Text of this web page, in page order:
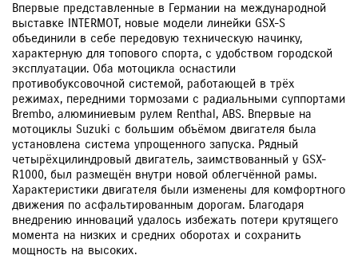
Впервые представленные в Германии на международной
выставке INTERMOT, новые модели линейки GSX-S
объединили в себе передовую техническую начинку,
характерную для топового спорта, с удобством городской
эксплуатации. Оба мотоцикла оснастили
противобуксовочной системой, работающей в трёх
режимах, передними тормозами с радиальными суппортами
Brembo, алюминиевым рулем Renthal, ABS. Впервые на
мотоциклы Suzuki с большим объёмом двигателя была
установлена система упрощенного запуска. Рядный
четырёхцилиндровый двигатель, заимствованный у GSX-
R1000, был размещён внутри новой облегчённой рамы.
Характеристики двигателя были изменены для комфортного
движения по асфальтированным дорогам. Благодаря
внедрению инноваций удалось избежать потери крутящего
момента на низких и средних оборотах и сохранить
мощность на высоких.